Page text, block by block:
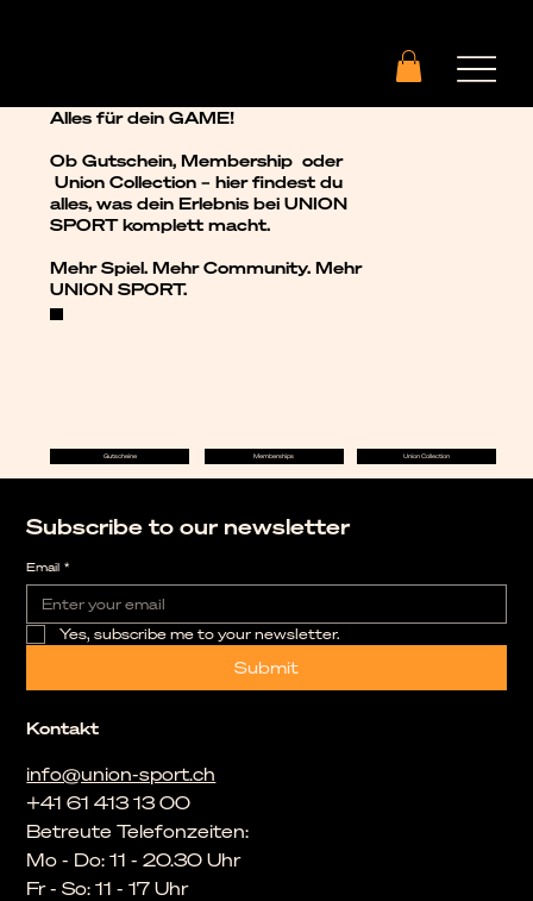
Alles für dein GAME!
Ob Gutschein, Membership oder
Union Collection – hier findest du
alles, was dein Erlebnis bei UNION
SPORT komplett macht.
Mehr Spiel. Mehr Community. Mehr
UNION SPORT.
Gutscheine Memberships Union Collection
Kontakt
info@union-sport.ch
+41 61 413 13 00
Betreute Telefonzeiten:
Mo - Do: 11 - 20.30 Uhr
Fr - So: 11 - 17 Uhr
Subscribe to our newsletter
Email *
Yes, subscribe me to your newsletter.
Submit